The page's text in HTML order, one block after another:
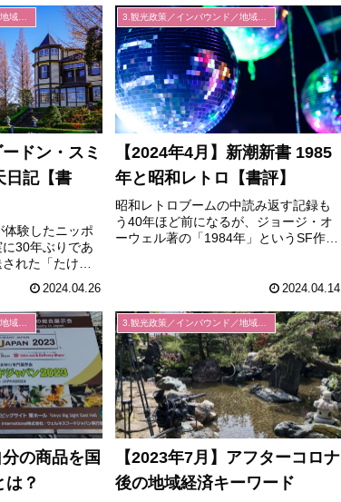
3.観光政策／インバウンド／地域経済
ドン・スミ
日記【書
体験したニッポ
30年ぶりであ
れた「たけ
回数が増えるご
されて話題に
代、神保町の...
2024.04.26
3.観光政策／インバウンド／地域経済
【2024年4月】新潮新書 1985
年と昭和レトロ【書評】
昭和レトロブームの中読み返す記録も
う40年ほど前になるが、ジョージ・オ
ーウェル著の「1984年」というSF作品
品である。本書を購入したのは2005
2024.04.14
分の商品を国
は？
【2023年7月】アフターコロナ
後の地域経済キーワード